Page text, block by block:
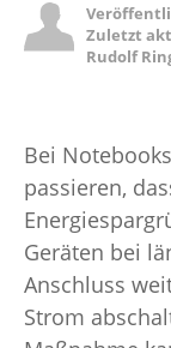
Zuletzt
Rudolf
Bei
passieren,
Geräten bei
Anschluss
Strom